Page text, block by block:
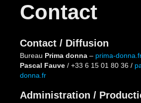
Contact
Contact / Diffusion
Bureau Prima donna – prima-
Pascal Fauve / +33 6 15 01 80 36 /
donna.fr
Administration /